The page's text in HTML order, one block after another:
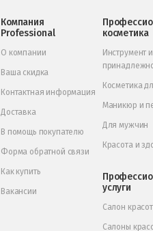
Компания
Professional
О компании
Ваша скидка
Контактная информация
Доставка
В помощь покупателю
Форма обратной связи
Как купить
Вакансии
косметика
Инструмент и
Косметика
Маникюр и
Для мужчин
Красота и
услуги
Салон
Салоны